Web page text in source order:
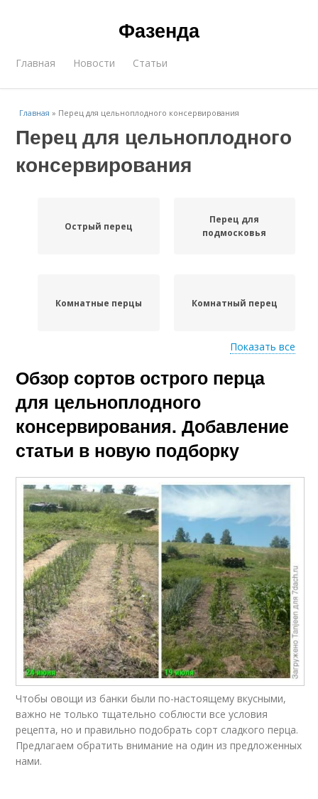
Фазенда
Главная Новости Статьи
Главная » Перец для цельноплодного консервирования
Перец для цельноплодного
консервирования
Острый перец
Перец для
подмосковья
Комнатные перцы Комнатный перец
Разноцветный перец Фиолетовый перец
Показать все
Обзор сортов острого перца
для цельноплодного
консервирования. Добавление
статьи в новую подборку
Чтобы овощи из банки были по-настоящему вкусными,
важно не только тщательно соблюсти все условия
рецепта, но и правильно подобрать сорт сладкого перца.
Предлагаем обратить внимание на один из предложенных
нами.